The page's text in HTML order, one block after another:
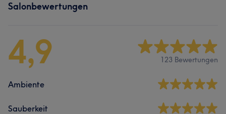
Salonbewertungen
4,9 123 Bewertungen
Ambiente
Sauberkeit